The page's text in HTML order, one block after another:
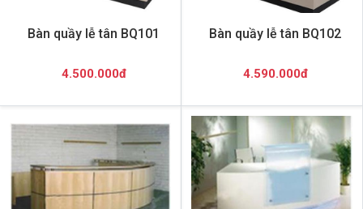
Bàn quầy lễ tân BQ101
4.500.000đ
Bàn quầy lễ tân BQ102
4.590.000đ